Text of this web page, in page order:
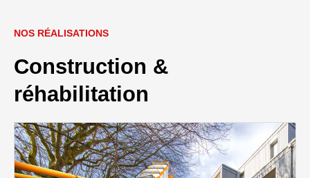
NOS RÉALISATIONS
Construction &
réhabilitation